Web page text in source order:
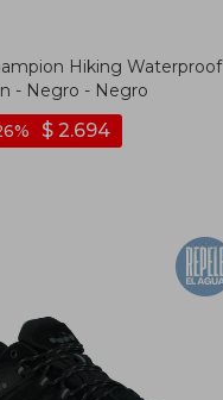
Hiking Waterproof
- Negro - Negro
$ 2.694